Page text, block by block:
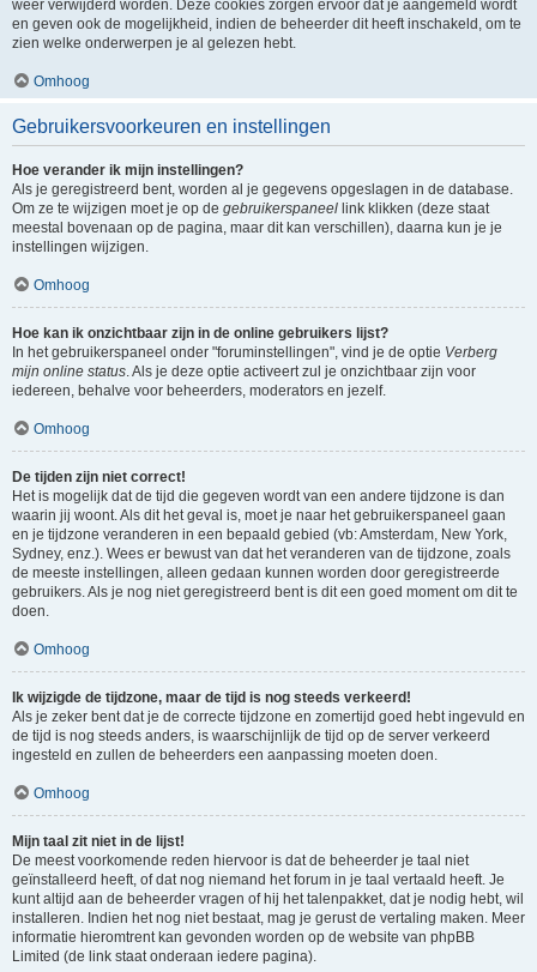
weer verwijderd worden. Deze cookies zorgen ervoor dat je aangemeld wordt
en geven ook de mogelijkheid, indien de beheerder dit heeft inschakeld, om te
zien welke onderwerpen je al gelezen hebt.
Omhoog
Gebruikersvoorkeuren en instellingen
Hoe verander ik mijn instellingen?
Als je geregistreerd bent, worden al je gegevens opgeslagen in de database.
Om ze te wijzigen moet je op de gebruikerspaneel link klikken (deze staat
meestal bovenaan op de pagina, maar dit kan verschillen), daarna kun je je
instellingen wijzigen.
Omhoog
Hoe kan ik onzichtbaar zijn in de online gebruikers lijst?
In het gebruikerspaneel onder "foruminstellingen", vind je de optie Verberg
mijn online status. Als je deze optie activeert zul je onzichtbaar zijn voor
iedereen, behalve voor beheerders, moderators en jezelf.
Omhoog
De tijden zijn niet correct!
Het is mogelijk dat de tijd die gegeven wordt van een andere tijdzone is dan
waarin jij woont. Als dit het geval is, moet je naar het gebruikerspaneel gaan
en je tijdzone veranderen in een bepaald gebied (vb: Amsterdam, New York,
Sydney, enz.). Wees er bewust van dat het veranderen van de tijdzone, zoals
de meeste instellingen, alleen gedaan kunnen worden door geregistreerde
gebruikers. Als je nog niet geregistreerd bent is dit een goed moment om dit te
doen.
Omhoog
Ik wijzigde de tijdzone, maar de tijd is nog steeds verkeerd!
Als je zeker bent dat je de correcte tijdzone en zomertijd goed hebt ingevuld en
de tijd is nog steeds anders, is waarschijnlijk de tijd op de server verkeerd
ingesteld en zullen de beheerders een aanpassing moeten doen.
Omhoog
Mijn taal zit niet in de lijst!
De meest voorkomende reden hiervoor is dat de beheerder je taal niet
geïnstalleerd heeft, of dat nog niemand het forum in je taal vertaald heeft. Je
kunt altijd aan de beheerder vragen of hij het talenpakket, dat je nodig hebt, wil
installeren. Indien het nog niet bestaat, mag je gerust de vertaling maken. Meer
informatie hieromtrent kan gevonden worden op de website van phpBB
Limited (de link staat onderaan iedere pagina).